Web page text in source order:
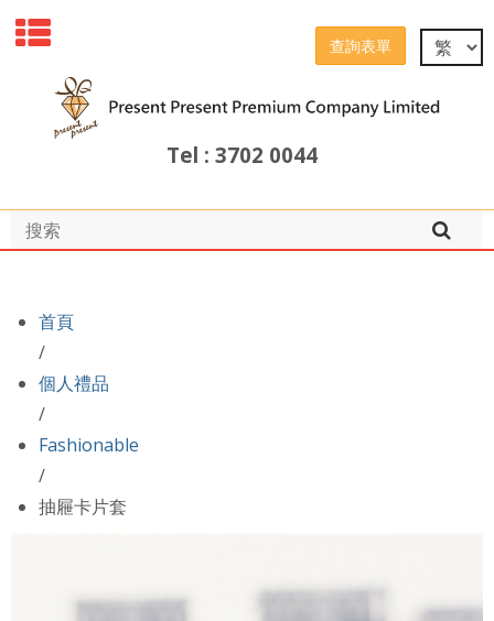
查詢表單
Tel : 3702 0044
首頁
/
個人禮品
/
Fashionable
/
抽屜卡片套